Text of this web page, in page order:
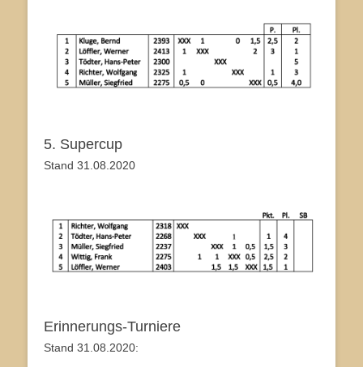
5. Supercup
Stand 31.08.2020
Erinnerungs-Turniere
Stand 31.08.2020: